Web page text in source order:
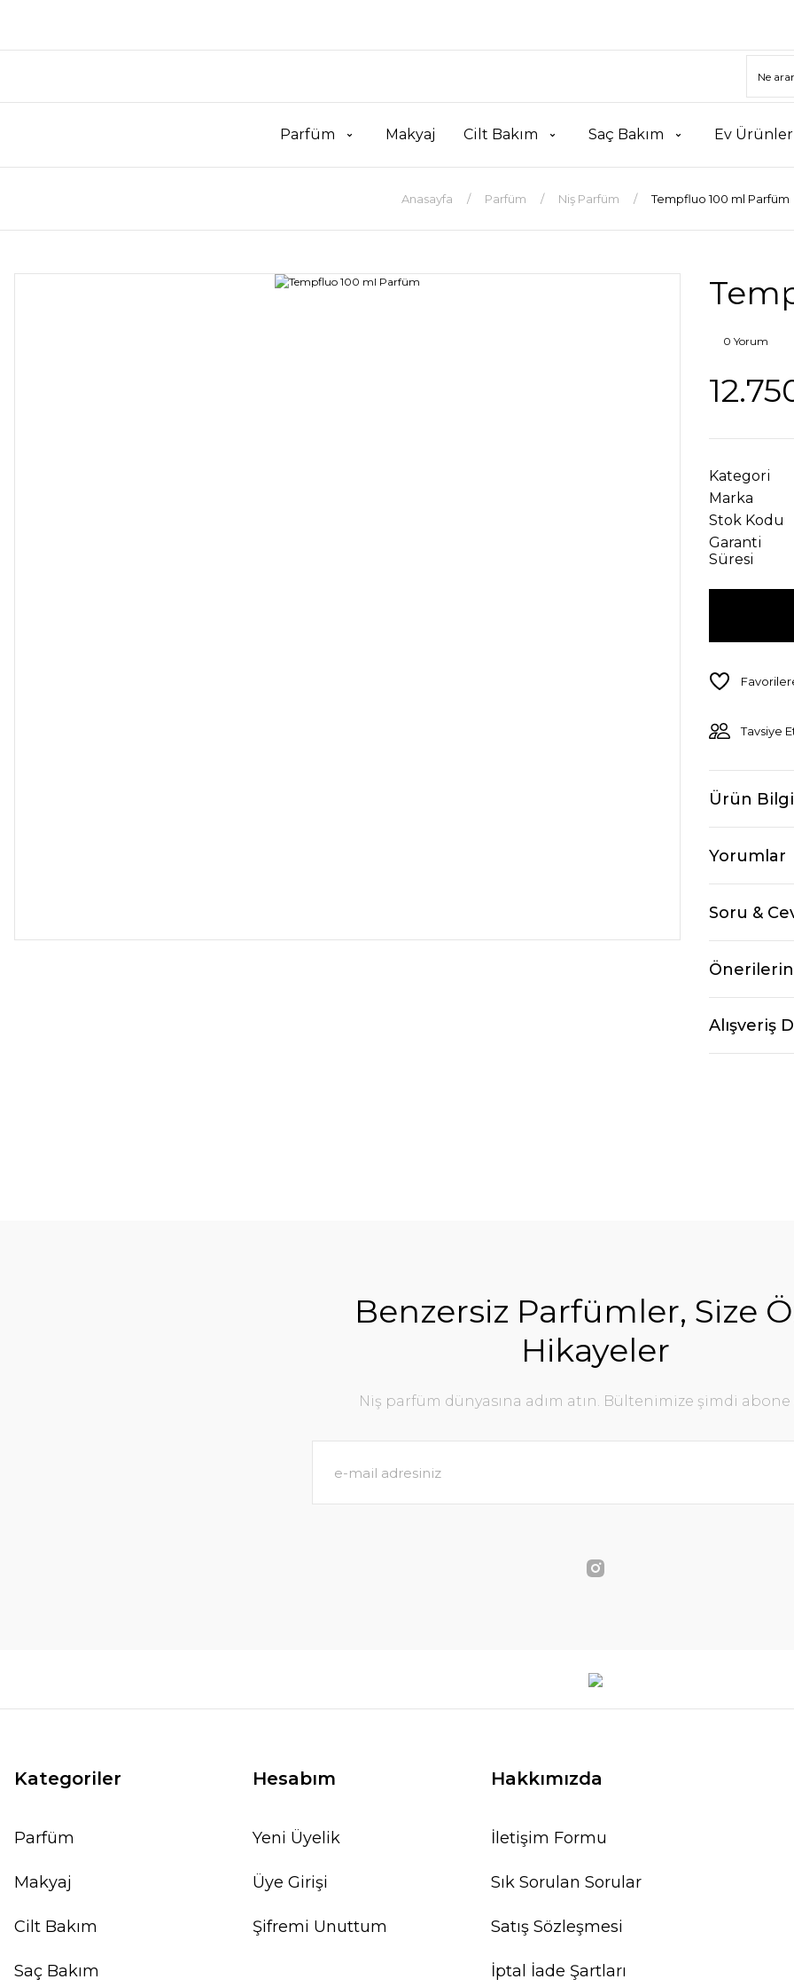
Parfüm Makyaj Cilt Bakım Saç Bakım Ev
Anasayfa Parfüm Niş Parfüm Tempfluo 100 ml Parfüm
0 Yorum
Kategori
Marka
Stok Kodu
Garanti
Süresi
Tavsiye
Ürün
Yorumlar
Soru &
Alışveriş
Benzersiz Parfümler, Size
Hikayeler
Niş parfüm dünyasına adım atın. Bültenimize şimdi
Kategoriler
Parfüm
Makyaj
Cilt Bakım
Saç Bakım
Hesabım
Yeni Üyelik
Üye Girişi
Şifremi Unuttum
Hakkımızda
İletişim Formu
Sık Sorulan Sorular
Satış Sözleşmesi
İptal İade Şartları